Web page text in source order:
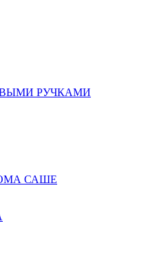
РУЧКАМИ
САШЕ